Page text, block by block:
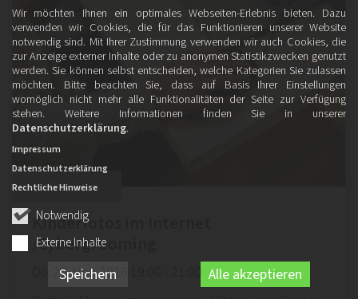
Wir möchten Ihnen ein optimales Webseiten-Erlebnis bieten. Dazu
verwenden wir Cookies, die für das Funktionieren unserer Website
notwendig sind. Mit Ihrer Zustimmung verwenden wir auch Cookies, die
zur Anzeige externer Inhalte oder zu anonymen Statistikzwecken genutzt
werden. Sie können selbst entscheiden, welche Kategorien Sie zulassen
möchten. Bitte beachten Sie, dass auf Basis Ihrer Einstellungen
womöglich nicht mehr alle Funktionalitäten der Seite zur Verfügung
stehen. Weitere Informationen finden Sie in unserer
Datenschutzerklärung.
Notwendig
Externe Inhalte
Speichern Alle akzeptieren
Impressum
Datenschutzerklärung
Rechtliche Hinweise
Für Eltern
Kinderfotos im Internet
/Cybergrooming
Do. 26. Nov. 2026 19:00 - 21:00